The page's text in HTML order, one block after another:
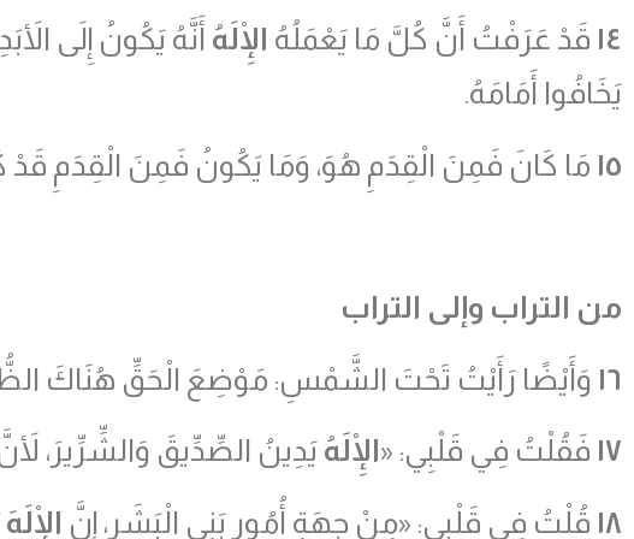
١٤ قَدْ عَرَفْتُ أَنَّ كُلَّ مَا يَعْمَلُهُ الْإِلَهُ أَنَّهُ يَكُونُ إِلَى
يَخَافُوا أَمَامَهُ.
١٥ مَا كَانَ فَمِنَ الْقِدَمِ هُوَ، وَمَا يَكُونُ فَمِنَ الْقِدَمِ قَدْ
من التراب وإلى التراب
١٦ وَأَيْضًا رَأَيْتُ تَحْتَ الشَّمْسِ: مَوْضِعَ الْحَقِّ هُنَاكَ
١٧ فَقُلْتُ فِي قَلْبِي: «الْإِلَهُ يَدِينُ الصِّدِّيقَ وَالشِّرِّيرَ،
١٨ قُلْتُ فِي قَلْبِي: «مِنْ جِهَةِ أُمُورِ بَنِي الْبَشَرِ، إِنَّ الْإِلَهَ